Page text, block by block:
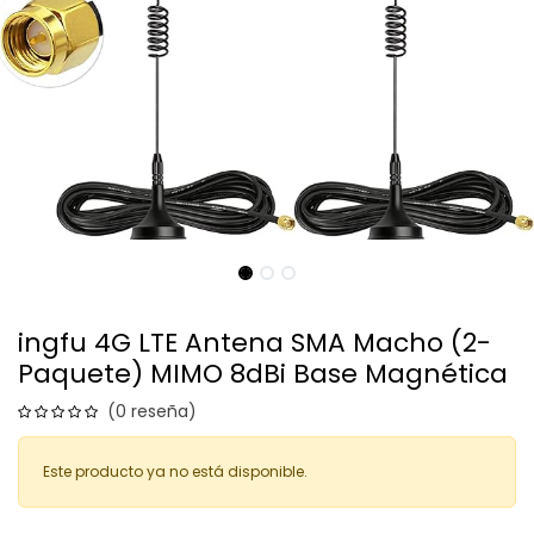
ingfu 4G LTE Antena SMA Macho (2-
Paquete) MIMO 8dBi Base Magnética
(0 reseña)
Este producto ya no está disponible.